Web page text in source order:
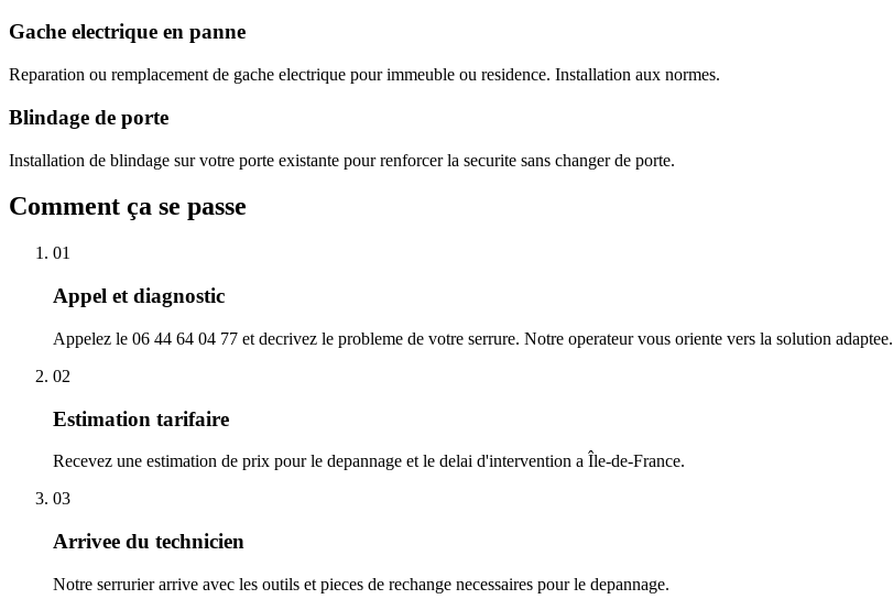
Gache electrique en panne
Reparation ou remplacement de gache electrique pour immeuble ou residence. Installation aux normes.
Blindage de porte
Installation de blindage sur votre porte existante pour renforcer la securite sans changer de porte.
Comment ça se passe
01
Appel et diagnostic
Appelez le 06 44 64 04 77 et decrivez le probleme de votre serrure. Notre operateur vous oriente vers la solution adaptee.
02
Estimation tarifaire
Recevez une estimation de prix pour le depannage et le delai d'intervention a Île-de-France.
03
Arrivee du technicien
Notre serrurier arrive avec les outils et pieces de rechange necessaires pour le depannage.